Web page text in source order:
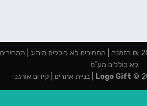
המחירים הינם למינימום 2000 ₪ הזמנה | המחירים לא כוללים מיתוג | המחירים
לא כוללים מע"מ
Logo Gift
|בניית אתרים קידום אורגני